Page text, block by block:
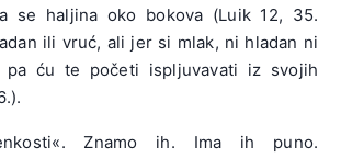
se haljina oko bokova (Luik 12, 35.
ili vruć, ali jer si mlak, ni hladan ni
pa ću te početi ispljuvavati iz svojih
Znamo ih. Ima ih puno.